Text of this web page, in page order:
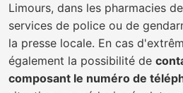
Limours, dans les pharmacies
services de police ou de
la presse locale. En cas
également la possibilité de
composant le numéro de